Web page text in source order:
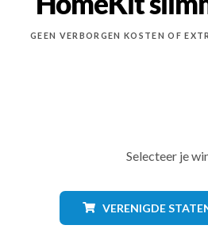
GEEN VERBORGEN KOSTEN OF
Selecteer je
VERENIGDE